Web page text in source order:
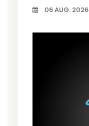
06 AUG. 2026